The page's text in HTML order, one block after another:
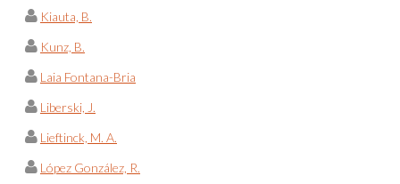
Kiauta, B.
Kunz, B.
Laia Fontana-Bria
Liberski, J.
Lieftinck, M. A.
López González, R.